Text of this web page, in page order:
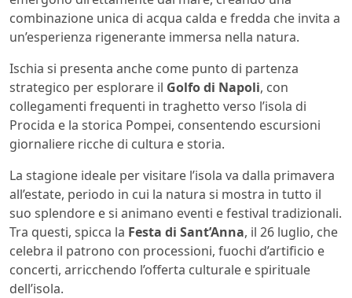
combinazione unica di acqua calda e fredda che invita a
un’esperienza rigenerante immersa nella natura.
Ischia si presenta anche come punto di partenza
strategico per esplorare il Golfo di Napoli, con
collegamenti frequenti in traghetto verso l’isola di
Procida e la storica Pompei, consentendo escursioni
giornaliere ricche di cultura e storia.
La stagione ideale per visitare l’isola va dalla primavera
all’estate, periodo in cui la natura si mostra in tutto il
suo splendore e si animano eventi e festival tradizionali.
Tra questi, spicca la Festa di Sant’Anna, il 26 luglio, che
celebra il patrono con processioni, fuochi d’artificio e
concerti, arricchendo l’offerta culturale e spirituale
dell’isola.